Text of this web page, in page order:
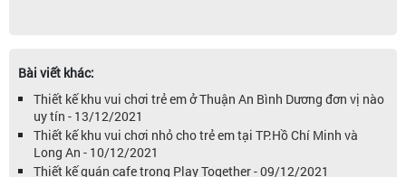
Bài viết khác:
Thiết kế khu vui chơi trẻ em ở Thuận An Bình Dương đơn vị nào
uy tín - 13/12/2021
Thiết kế khu vui chơi nhỏ cho trẻ em tại TP.Hồ Chí Minh và
Long An - 10/12/2021
Thiết kế quán cafe trong Play Together - 09/12/2021